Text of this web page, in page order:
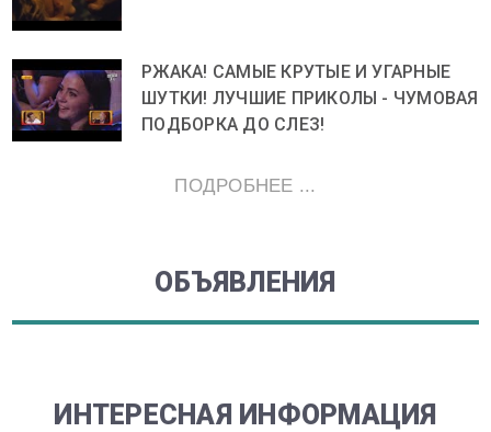
РЖАКА! САМЫЕ КРУТЫЕ И УГАРНЫЕ
ШУТКИ! ЛУЧШИЕ ПРИКОЛЫ - ЧУМОВАЯ
ПОДБОРКА ДО СЛЕЗ!
ПОДРОБНЕЕ ...
ОБЪЯВЛЕНИЯ
ИНТЕРЕСНАЯ ИНФОРМАЦИЯ